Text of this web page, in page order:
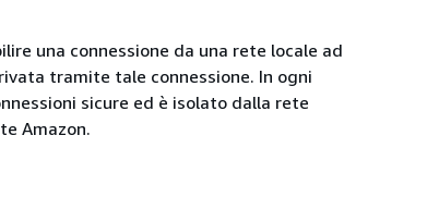
una connessione da una rete locale ad
tramite tale connessione. In ogni
sicure ed è isolato dalla rete
Amazon.